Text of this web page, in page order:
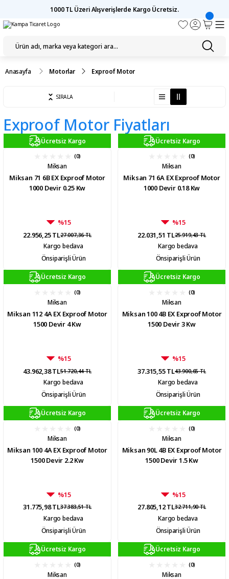
1000 TL Üzeri Alışverişlerde Kargo Ücretsiz.
Anasayfa Motorlar Exproof Motor
SIRALA
Exproof Motor Fiyatları
Ücretsiz Kargo
(0)
Miksan
Miksan 71 6B EX Exproof Motor
1000 Devir 0.25 Kw
%15
22.956,25 TL27.007,36 TL
Kargo bedava
Önsiparişli Ürün
Ücretsiz Kargo
(0)
Miksan
Miksan 71 6A EX Exproof Motor
1000 Devir 0.18 Kw
%15
22.031,51 TL25.919,43 TL
Kargo bedava
Önsiparişli Ürün
Ücretsiz Kargo
(0)
Miksan
Miksan 112 4A EX Exproof Motor
1500 Devir 4 Kw
%15
43.962,38 TL51.720,44 TL
Kargo bedava
Önsiparişli Ürün
Ücretsiz Kargo
(0)
Miksan
Miksan 100 4B EX Exproof Motor
1500 Devir 3 Kw
%15
37.315,55 TL43.900,65 TL
Kargo bedava
Önsiparişli Ürün
Ücretsiz Kargo
(0)
Miksan
Miksan 100 4A EX Exproof Motor
1500 Devir 2.2 Kw
%15
31.775,98 TL37.383,51 TL
Kargo bedava
Önsiparişli Ürün
Ücretsiz Kargo
(0)
Miksan
Miksan 90L 4B EX Exproof Motor
1500 Devir 1.5 Kw
%15
27.805,12 TL32.711,90 TL
Kargo bedava
Önsiparişli Ürün
Ücretsiz Kargo
(0)
Miksan
Ücretsiz Kargo
(0)
Miksan